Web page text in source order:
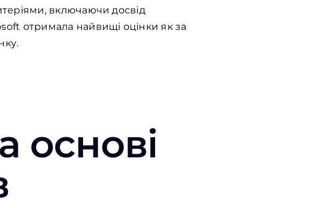
включаючи досвід
отримала найвищі оцінки як за
основі